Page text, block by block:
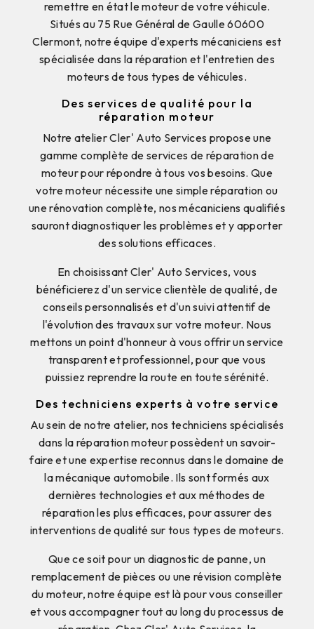
remettre en état le moteur de votre véhicule.
Situés au 75 Rue Général de Gaulle 60600
Clermont, notre équipe d'experts mécaniciens est
spécialisée dans la réparation et l'entretien des
moteurs de tous types de véhicules.
Des services de qualité pour la
réparation moteur
Notre atelier Cler' Auto Services propose une
gamme complète de services de réparation de
moteur pour répondre à tous vos besoins. Que
votre moteur nécessite une simple réparation ou
une rénovation complète, nos mécaniciens qualifiés
sauront diagnostiquer les problèmes et y apporter
des solutions efficaces.
En choisissant Cler' Auto Services, vous
bénéficierez d'un service clientèle de qualité, de
conseils personnalisés et d'un suivi attentif de
l'évolution des travaux sur votre moteur. Nous
mettons un point d'honneur à vous offrir un service
transparent et professionnel, pour que vous
puissiez reprendre la route en toute sérénité.
Des techniciens experts à votre service
Au sein de notre atelier, nos techniciens spécialisés
dans la réparation moteur possèdent un savoir-
faire et une expertise reconnus dans le domaine de
la mécanique automobile. Ils sont formés aux
dernières technologies et aux méthodes de
réparation les plus efficaces, pour assurer des
interventions de qualité sur tous types de moteurs.
Que ce soit pour un diagnostic de panne, un
remplacement de pièces ou une révision complète
du moteur, notre équipe est là pour vous conseiller
et vous accompagner tout au long du processus de